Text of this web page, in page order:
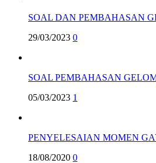
SOAL DAN PEMBAHASAN
29/03/2023 0
SOAL PEMBAHASAN
05/03/2023 1
PENYELESAIAN MOMEN
18/08/2020 0